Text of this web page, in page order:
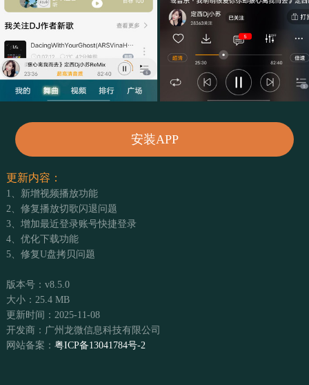
安装APP
更新内容：
1、新增视频播放功能
2、修复播放切歌闪退问题
3、增加最近登录账号快捷登录
4、优化下载功能
5、修复U盘拷贝问题
版本号：v8.5.0
大小：25.4 MB
更新时间：2025-11-08
开发商：广州龙微信息科技有限公司
网站备案： 粤ICP备13041784号-2